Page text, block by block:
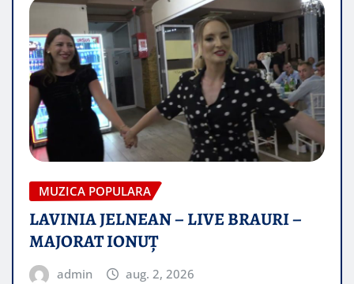
MUZICA POPULARA
LAVINIA JELNEAN – LIVE BRAURI –
MAJORAT IONUŢ
admin aug. 2, 2026